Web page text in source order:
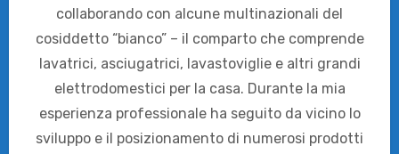
collaborando con alcune multinazionali del
cosiddetto “bianco” – il comparto che comprende
lavatrici, asciugatrici, lavastoviglie e altri grandi
elettrodomestici per la casa. Durante la mia
esperienza professionale ha seguito da vicino lo
sviluppo e il posizionamento di numerosi prodotti